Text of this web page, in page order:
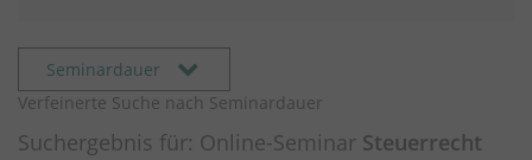
Seminardauer
Verfeinerte Suche nach Seminardauer
Suchergebnis für: Online-Seminar Steuerrecht